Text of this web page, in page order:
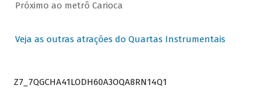
Próximo ao metrô Carioca
Veja as outras atrações do Quartas Instrumentais
Z7_7QGCHA41LODH60A3OQA8RN14Q1